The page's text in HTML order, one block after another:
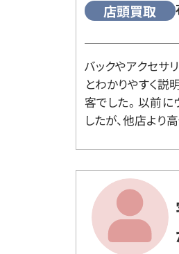
店頭買取
バックやアクセサ
とわかりやすく説
客でした。 以前
したが、他店より